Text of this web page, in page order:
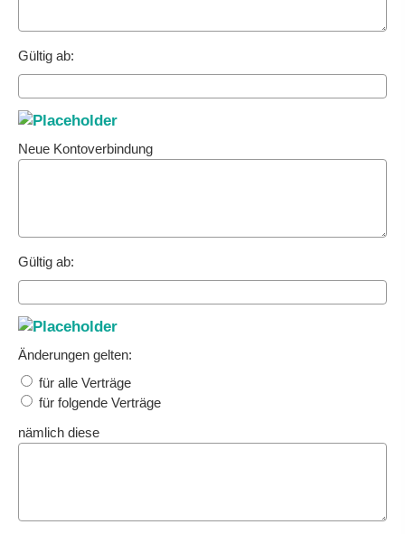
Gültig ab:
Neue Kontoverbindung
Gültig ab:
Änderungen gelten:
für alle Verträge
für folgende Verträge
nämlich diese